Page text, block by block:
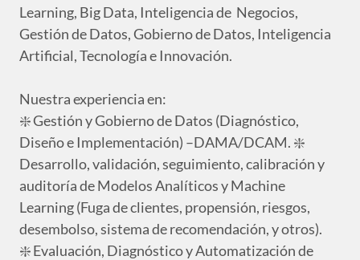
Learning, Big Data, Inteligencia de Negocios,
Gestión de Datos, Gobierno de Datos, Inteligencia
Artificial, Tecnología e Innovación.
Nuestra experiencia en:
❇️ Gestión y Gobierno de Datos (Diagnóstico,
Diseño e Implementación) –DAMA/DCAM. ❇️
Desarrollo, validación, seguimiento, calibración y
auditoría de Modelos Analíticos y Machine
Learning (Fuga de clientes, propensión, riesgos,
desembolso, sistema de recomendación, y otros).
❇️ Evaluación, Diagnóstico y Automatización de